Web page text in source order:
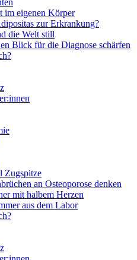
im eigenen Körper
zur Erkrankung?
die Welt still
Blick für die Diagnose schärfen
Zugspitze
an Osteoporose denken
mit halbem Herzen
aus dem Labor